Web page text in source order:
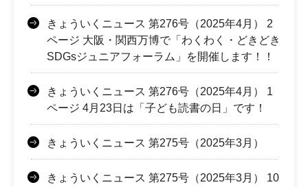
きょういくニュース 第276号（2025年4月） 2
ページ 大阪・関西万博で「わくわく・どきどき
SDGsジュニアフォーラム」を開催します！！
きょういくニュース 第276号（2025年4月） 1
ページ 4月23日は「子ども読書の日」です！
きょういくニュース 第275号（2025年3月）
きょういくニュース 第275号（2025年3月） 10